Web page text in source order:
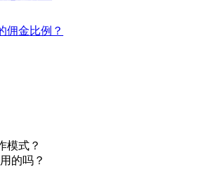
佣金比例？
模式？
的吗？